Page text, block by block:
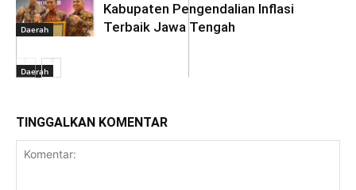
Daerah
Daerah
Kabupaten Pengendalian Inflasi
Terbaik Jawa Tengah
TINGGALKAN KOMENTAR